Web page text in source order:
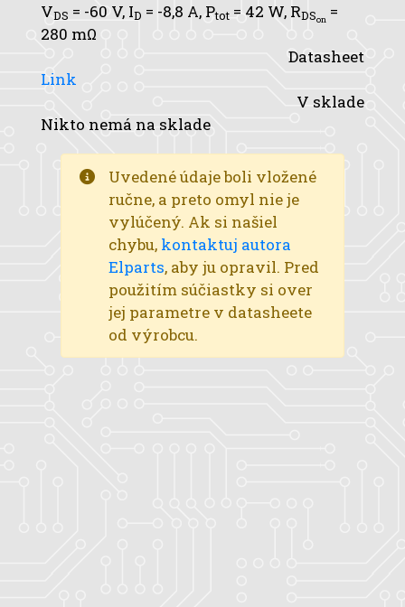
VDS = -60 V, ID = -8,8 A, Ptot = 42 W, RDSon =
280 mΩ
Datasheet
Link
V sklade
Nikto nemá na sklade
Uvedené údaje boli vložené
ručne, a preto omyl nie je
vylúčený. Ak si našiel
chybu, kontaktuj autora
Elparts, aby ju opravil. Pred
použitím súčiastky si over
jej parametre v datasheete
od výrobcu.